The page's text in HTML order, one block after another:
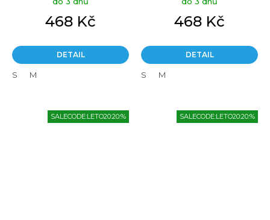
468 Kč
DETAIL
S M
468 Kč
DETAIL
S M
SALECODE:LETO20:20:% SALECODE:LETO20:20:%